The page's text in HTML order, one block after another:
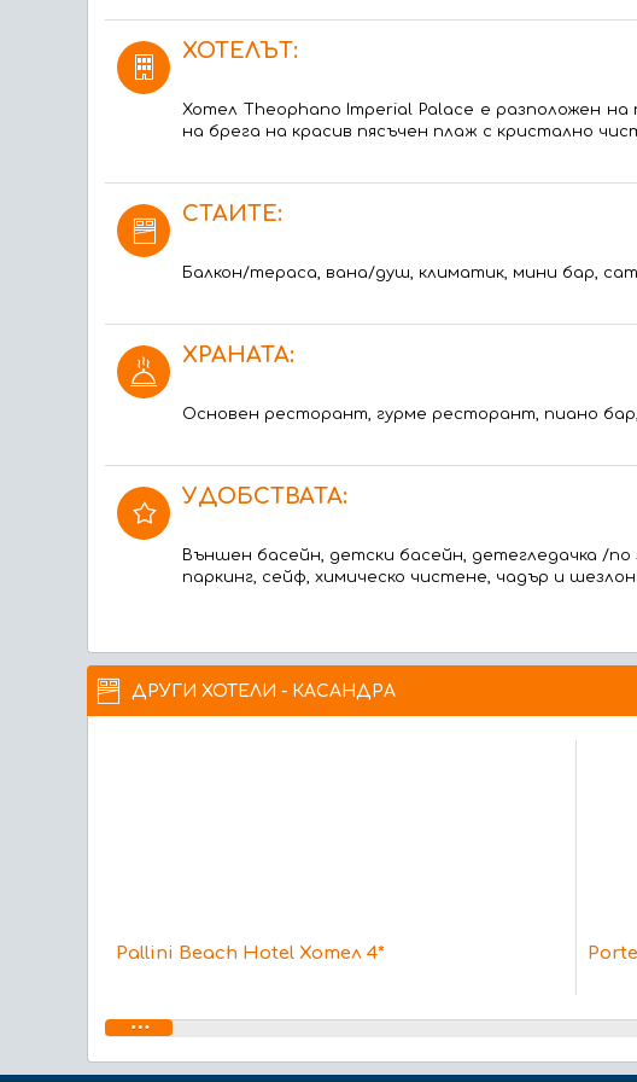
ХОТЕЛЪТ:
Хотел Theophano Imperial Palace е разположен
на брега на красив пясъчен плаж с кристално
СТАИТЕ:
Балкон/тераса, вана/душ, климатик, мини бар,
ХРАНАТА:
Основен ресторант, гурме ресторант, пиано
УДОБСТВАТА:
Външен басейн, детски басейн, детегледачка /по
паркинг, сейф, химическо чистене, чадър и
ДРУГИ ХОТЕЛИ - КАСАНДРА
Pallini Beach Hotel Хотел 4*